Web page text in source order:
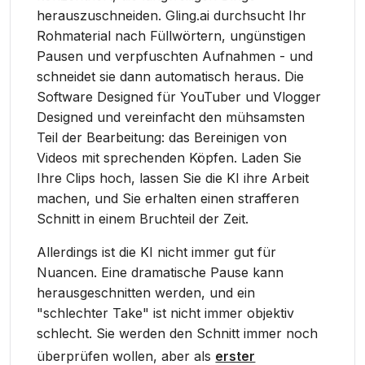
herauszuschneiden. Gling.ai durchsucht Ihr
Rohmaterial nach Füllwörtern, ungünstigen
Pausen und verpfuschten Aufnahmen - und
schneidet sie dann automatisch heraus. Die
Software Designed für YouTuber und Vlogger
Designed und vereinfacht den mühsamsten
Teil der Bearbeitung: das Bereinigen von
Videos mit sprechenden Köpfen. Laden Sie
Ihre Clips hoch, lassen Sie die KI ihre Arbeit
machen, und Sie erhalten einen strafferen
Schnitt in einem Bruchteil der Zeit.
Allerdings ist die KI nicht immer gut für
Nuancen. Eine dramatische Pause kann
herausgeschnitten werden, und ein
"schlechter Take" ist nicht immer objektiv
schlecht. Sie werden den Schnitt immer noch
überprüfen wollen, aber als erster